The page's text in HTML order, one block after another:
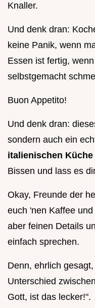
Knaller.
Und denk dran:
keine Panik, wenn
Essen ist fertig,
selbstgemacht
Buon Appetito!
Und denk dran:
sondern auch ein
italienischen Küche
Bissen und lass es
Okay, Freunde der
euch 'nen Kaffee
aber feinen Details
einfach sprechen.
Denn, ehrlich
Unterschied
Gott, ist das lecker!".